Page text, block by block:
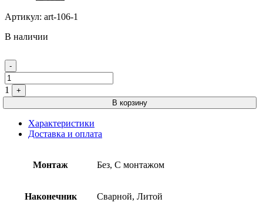
Артикул: art-106-1
В наличии
Quantity
-
1
+
В корзину
Характеристики
Доставка и оплата
Монтаж Без, С монтажом
Наконечник Сварной, Литой